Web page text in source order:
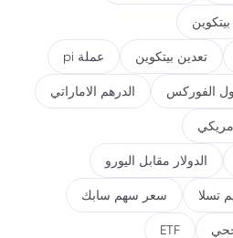
بيتكوين
تعدين بيتكوين عملة pi
الفوركس الدرهم الاماراتي
الدولار مقابل اليورو
تسلا سعر سهم سابك
ETF